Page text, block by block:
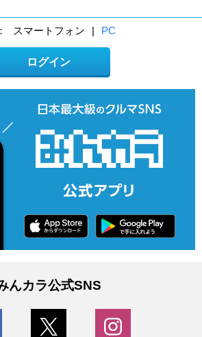
スマートフォン | PC
ログイン
んカラ公式SNS